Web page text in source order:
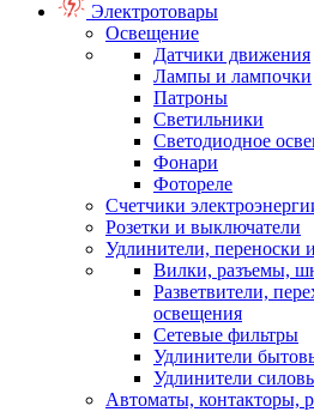
Электротовары
Освещение
Датчики движения
Лампы и лампочки
Патроны
Светильники
Светодиодное
Фонари
Фотореле
Счетчики
Розетки и выключатели
Удлинители, переноски
Вилки, разъемы,
Разветвители,
освещения
Сетевые фильтры
Удлинители
Удлинители
Автоматы, контакторы,